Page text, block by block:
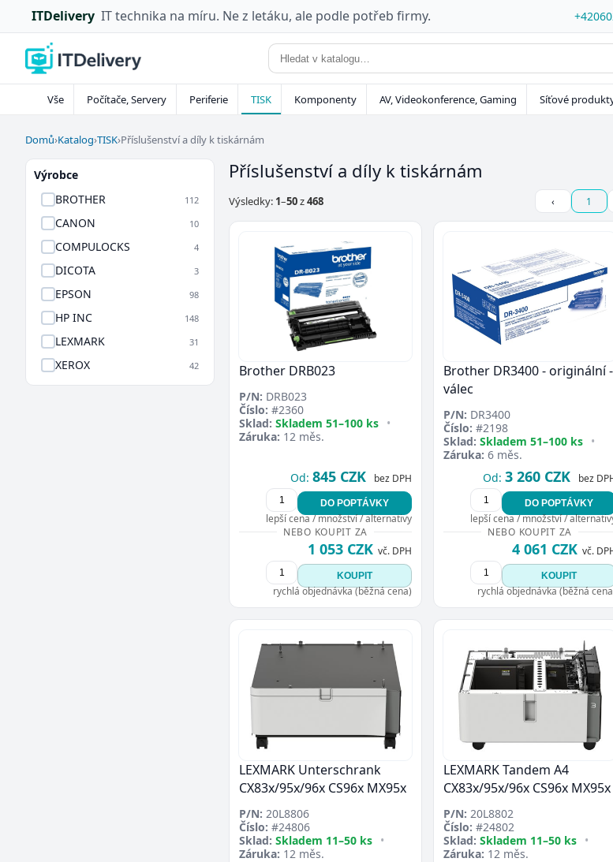
ITDelivery IT technika na míru. Ne z letáku, ale podle potřeb firmy.
Vše Počítače, Servery Periferie TISK Komponenty AV, Videokonference, Gaming Síťové
Domů›Katalog›TISK›Příslušenství a díly k tiskárnám
Výrobce
BROTHER
112
CANON 10
COMPULOCKS 4
DICOTA 3
EPSON 98
HP INC 148
LEXMARK 31
XEROX 42
Příslušenství a díly k tiskárnám
Výsledky: 1–50z468 ‹ 1
Brother DRB023
P/N: DRB023
Číslo: #2360
Sklad: Skladem 51–100 ks •
Záruka: 12 měs.
Od: 845 CZK bez DPH
DO POPTÁVKY
lepší cena / množství / alternativy
NEBO KOUPIT ZA
1 053 CZK vč. DPH
KOUPIT
rychlá objednávka (běžná cena)
Brother DR3400 - originální -
válec
P/N: DR3400
Číslo: #2198
Sklad: Skladem 51–100 ks •
Záruka: 6 měs.
Od: 3 260 CZK bez
DO POPTÁVKY
lepší cena / množství /
NEBO KOUPIT ZA
4 061 CZK vč.
KOUPIT
rychlá objednávka (běžná
LEXMARK Unterschrank
CX83x/95x/96x CS96x MX95x
P/N: 20L8806
Číslo: #24806
Sklad: Skladem 11–50 ks •
Záruka: 12 měs.
LEXMARK Tandem A4
CX83x/95x/96x CS96x MX95x
P/N: 20L8802
Číslo: #24802
Sklad: Skladem 11–50 ks •
Záruka: 12 měs.